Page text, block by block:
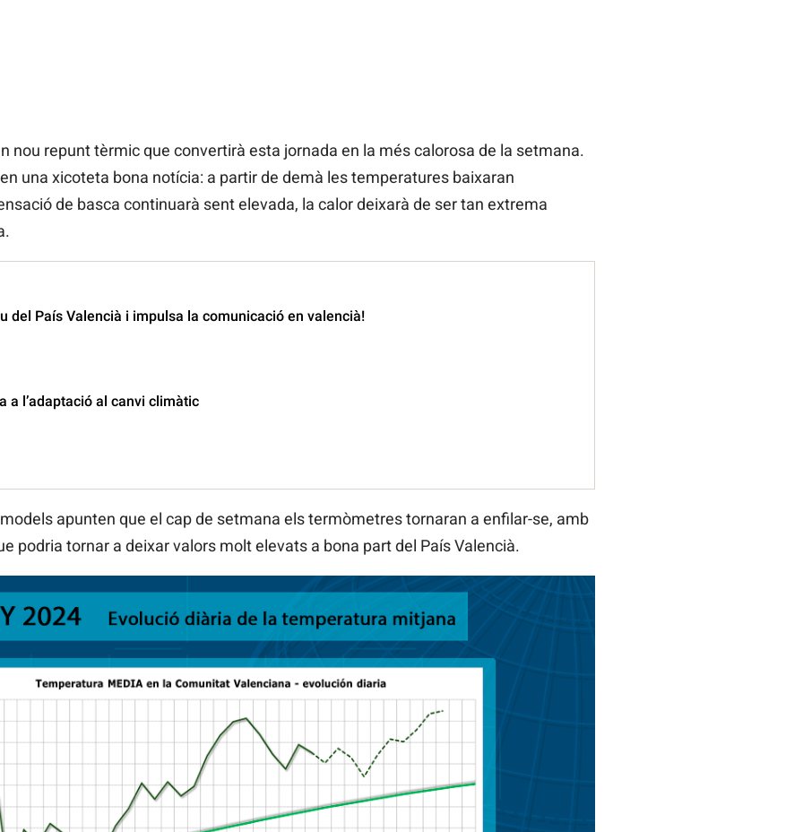
nou repunt tèrmic que convertirà esta jornada en la més calorosa de la setmana.
una xicoteta bona notícia: a partir de demà les temperatures baixaran
de basca continuarà sent elevada, la calor deixarà de ser tan extrema
del País Valencià i impulsa la comunicació en valencià!
a l’adaptació al canvi climàtic
apunten que el cap de setmana els termòmetres tornaran a enfilar-se, amb
podria tornar a deixar valors molt elevats a bona part del País Valencià.